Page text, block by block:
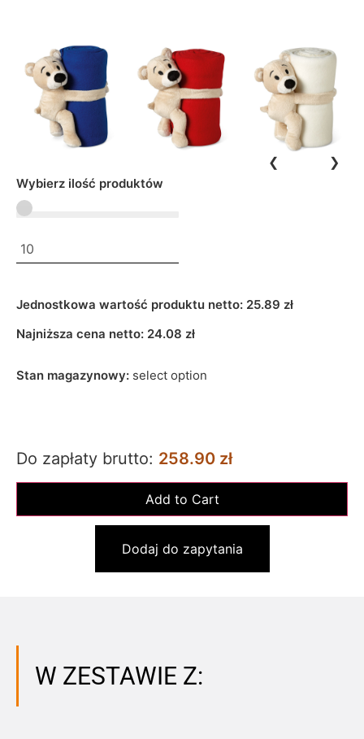
❮ ❯
Wybierz ilość produktów
Jednostkowa wartość produktu netto: 25.89 zł
Najniższa cena netto: 24.08 zł
Stan magazynowy: select option
Do zapłaty brutto: 258.90 zł
Dodaj do zapytania
W ZESTAWIE Z: